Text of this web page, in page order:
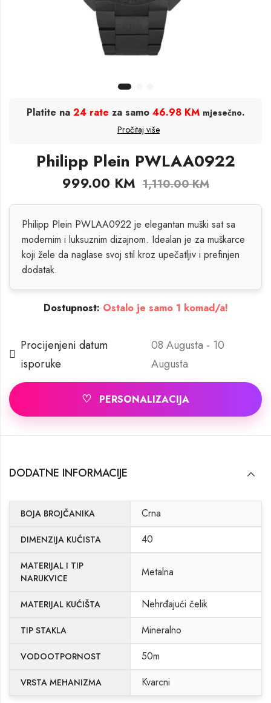
Platite na 24 rate za samo 46.98 KM mjesečno.
Pročitaj više
Philipp Plein PWLAA0922
999.00 KM 1,110.00KM
Philipp Plein PWLAA0922 je elegantan muški sat sa
modernim i luksuznim dizajnom. Idealan je za muškarce
koji žele da naglase svoj stil kroz upečatljiv i prefinjen
dodatak.
Dostupnost: Ostalo je samo 1 komad/a!
Procijenjeni datum
isporuke
08 Augusta - 10
Augusta
♡ PERSONALIZACIJA
DODATNE INFORMACIJE
BOJA BROJČANIKA Crna
DIMENZIJA KUĆISTA 40
MATERIJAL I TIP
NARUKVICE
Metalna
MATERIJAL KUĆIŠTA Nehrđajući čelik
TIP STAKLA Mineralno
VODOOTPORNOST 50m
VRSTA MEHANIZMA Kvarcni